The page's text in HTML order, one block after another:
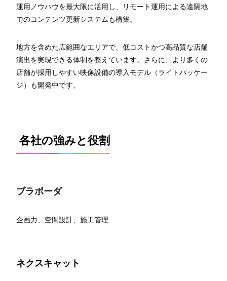
運用ノウハウを最大限に活用し、リモート運用による遠隔地
でのコンテンツ更新システムも構築。
地方を含めた広範囲なエリアで、低コストかつ高品質な店舗
演出を実現できる体制を整えています。さらに、より多くの
店舗が採用しやすい映像設備の導入モデル（ライトパッケー
ジ）も開発中です。
各社の強みと役割
ブラボーダ
企画力、空間設計、施工管理
ネクスキャット